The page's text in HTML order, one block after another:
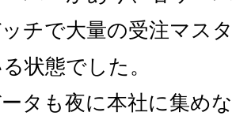
チで大量の受注マス
状態でした。
タも夜に本社に集め